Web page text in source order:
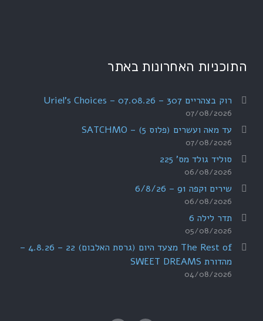
התוכניות האחרונות באתר
רוק בצהריים 307 – 07.08.26 – Uriel's Choices
07/08/2026
עד מאה ועשרים (פלוס 5) – SATCHMO
07/08/2026
סוליד גולד מס' 225
06/08/2026
שירים וקפה 91 – 6/8/26
06/08/2026
תדר לילה 6
05/08/2026
The Rest of מצעד היום (גרסת האלבום) 22 – 4.8.26 –
מהדורת SWEET DREAMS
04/08/2026